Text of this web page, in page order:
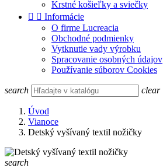
Krstné košieľky a sviečky
  Informácie
O firme Lucreacia
Obchodné podmienky
Vytknutie vady výrobku
Spracovanie osobných údajov
Používanie súborov Cookies
search clear
Úvod
Vianoce
Detský vyšívaný textil nožičky
search